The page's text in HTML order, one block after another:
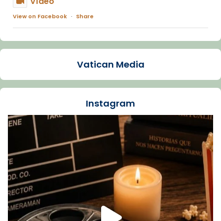
View on Facebook · Share
Arquebisbat de Barcelona
La Carmina va patir depressió. Fa gairebé
dos mesos, a l'Estadi Lluís Companys, la
Recupera l'entrevista comp
Vatican
tican News 👇
www.vaticannews.va/es/iglesia/news/2026-
07/carmina-historia-depresion-papa-viaje-
espana-testimoni...
Foto
View on Facebook · Share
Vatican Media
Instagram